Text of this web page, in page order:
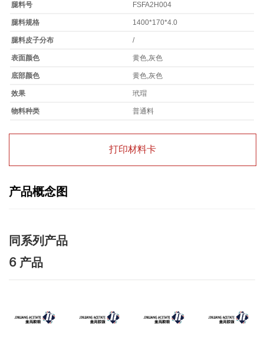
腿料号 FSFA2H004
腿料规格 1400*170*4.0
腿料皮子分布 /
表面颜色 黄色,灰色
底部颜色 黄色,灰色
效果 玳瑁
物料种类 普通料
打印材料卡
产品概念图
同系列产品
6 产品